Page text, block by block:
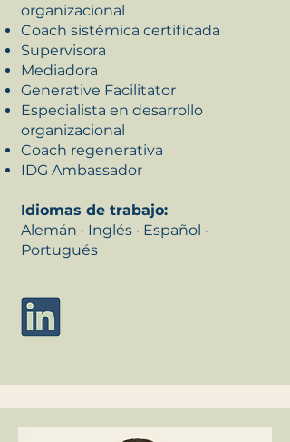
organizacional
Coach sistémica certificada
Supervisora
Mediadora
Generative Facilitator
Especialista en desarrollo
organizacional
Coach regenerativa
IDG Ambassador
Idiomas de trabajo:
Alemán · Inglés · Español ·
Portugués